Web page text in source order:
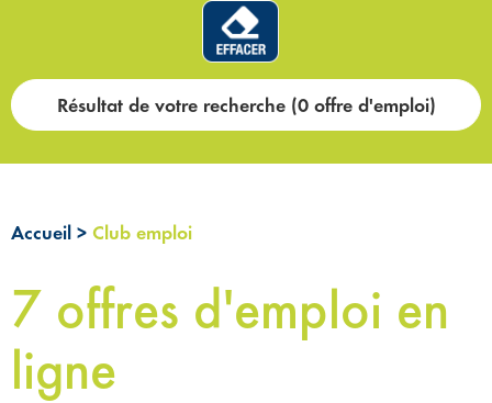
Résultat de votre recherche (0 offre d'emploi)
Accueil > Club emploi
7 offres d'emploi en
ligne